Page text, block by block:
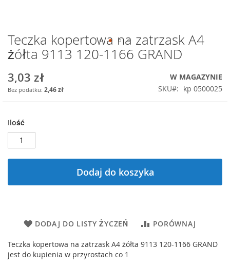
Przejdź
na
początek
Teczka kopertowa na zatrzask A4
żółta 9113 120-1166 GRAND
3,03 zł
2,46 zł
W MAGAZYNIE
SKU
kp 0500025
Ilość
Dodaj do koszyka
DODAJ DO LISTY ŻYCZEŃ PORÓWNAJ
Teczka kopertowa na zatrzask A4 żółta 9113 120-1166 GRAND
jest do kupienia w przyrostach co 1